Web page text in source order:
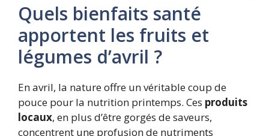
Quels bienfaits santé
apportent les fruits et
légumes d’avril ?
En avril, la nature offre un véritable coup de
pouce pour la nutrition printemps. Ces produits
locaux, en plus d’être gorgés de saveurs,
concentrent une profusion de nutriments